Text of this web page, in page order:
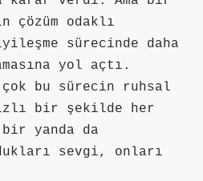
çözüm odaklı
sürecinde daha
yol açtı.
bu sürecin ruhsal
bir şekilde her
yanda da
sevgi, onları